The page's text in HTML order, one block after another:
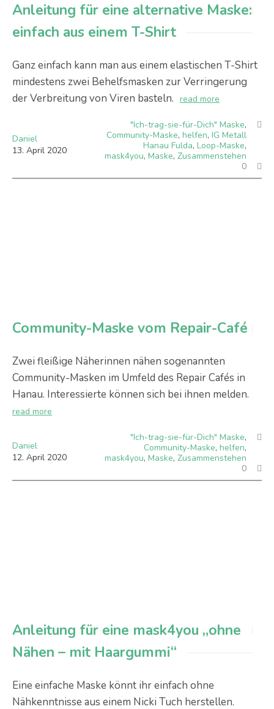
Anleitung für eine alternative Maske:
einfach aus einem T-Shirt
Ganz einfach kann man aus einem elastischen T-Shirt
mindestens zwei Behelfsmasken zur Verringerung
der Verbreitung von Viren basteln. read more
Daniel
13. April 2020
"Ich-trag-sie-für-Dich" Maske,
Community-Maske, helfen, IG Metall
Hanau Fulda, Loop-Maske,
mask4you, Maske, Zusammenstehen
0
Community-Maske vom Repair-Café
Zwei fleißige Näherinnen nähen sogenannten
Community-Masken im Umfeld des Repair Cafés in
Hanau. Interessierte können sich bei ihnen melden.
read more
Daniel
12. April 2020
"Ich-trag-sie-für-Dich" Maske,
Community-Maske, helfen,
mask4you, Maske, Zusammenstehen
0
Anleitung für eine mask4you „ohne
Nähen – mit Haargummi“
Eine einfache Maske könnt ihr einfach ohne
Nähkenntnisse aus einem Nicki Tuch herstellen.